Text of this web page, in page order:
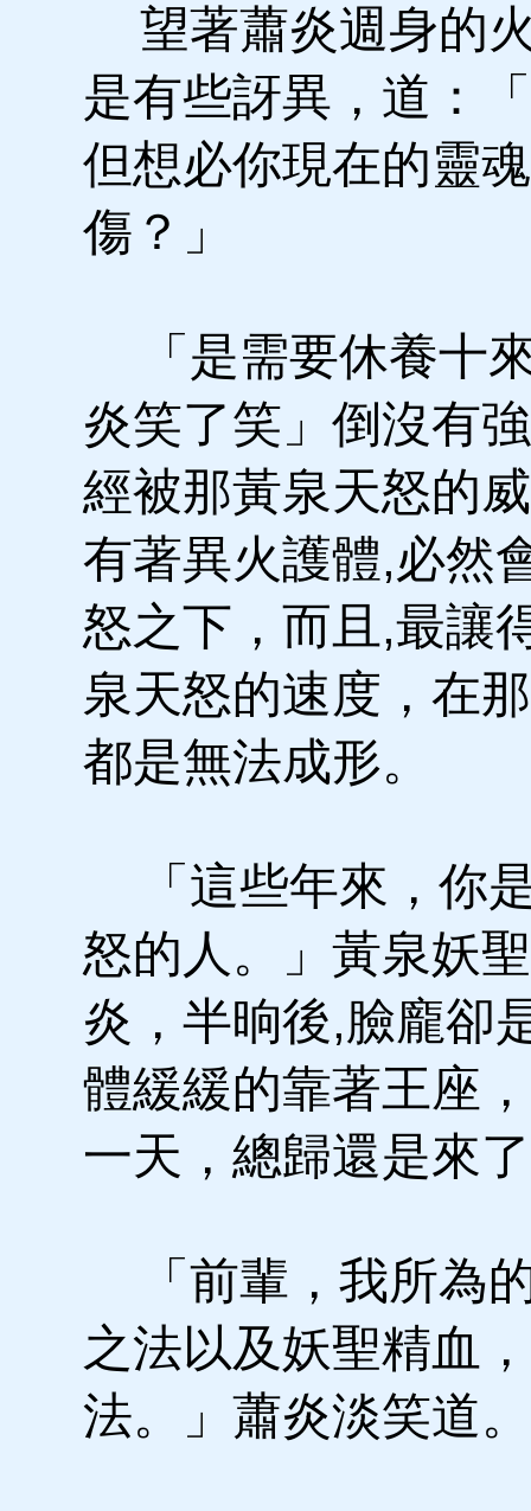
望著蕭炎週身的
是有些訝異，道：
但想必你現在的靈
傷？」
「是需要休養十
炎笑了笑」倒沒有
經被那黃泉天怒的
有著異火護體,必然
怒之下，而且,最讓
泉天怒的速度，在
都是無法成形。
「這些年來，你
怒的人。」黃泉妖
炎，半晌後,臉龐卻
體緩緩的靠著王座
一天，總歸還是來
「前輩，我所為
之法以及妖聖精血
法。」蕭炎淡笑道。